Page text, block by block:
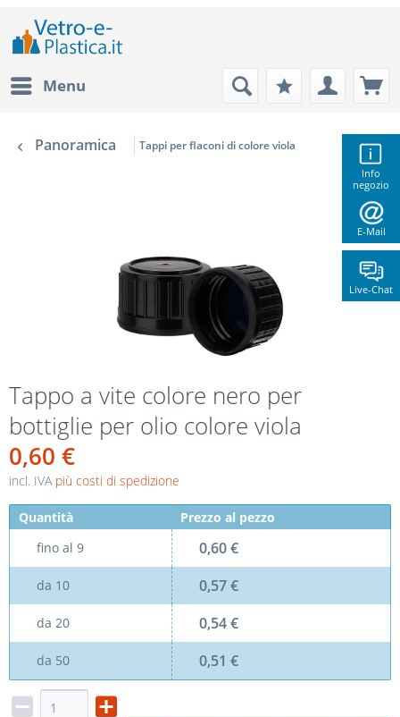
Info
negozio
E-Mail
Live-Chat
Menu
Panoramica Tappi per flaconi di colore viola
Tappo a vite colore nero per
bottiglie per olio colore viola
0,60 €
incl. IVA più costi di spedizione
Quantità
Prezzo al pezzo
fino al 9 0,60 €
da 10 0,57 €
da 20 0,54 €
da 50 0,51 €